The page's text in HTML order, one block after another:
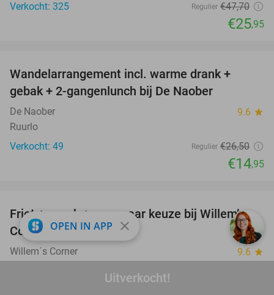
Uitverkocht!
Verkocht: 325
Regulier €47,70
€25,95
Wandelarrangement incl. warme drank +
gebak + 2-gangenlunch bij De Naober
De Naober 9.6 star
Ruurlo
Verkocht: 49
Regulier €26,50
€14,95
41%
Friet + snack + saus naar keuze bij Willem’s
Corner
Willem´s Corner 9.6 star
OPEN IN APP close